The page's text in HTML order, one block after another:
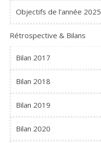
Objectifs de l'année 2025
Rétrospective & Bilans
Bilan 2017
Bilan 2018
Bilan 2019
Bilan 2020